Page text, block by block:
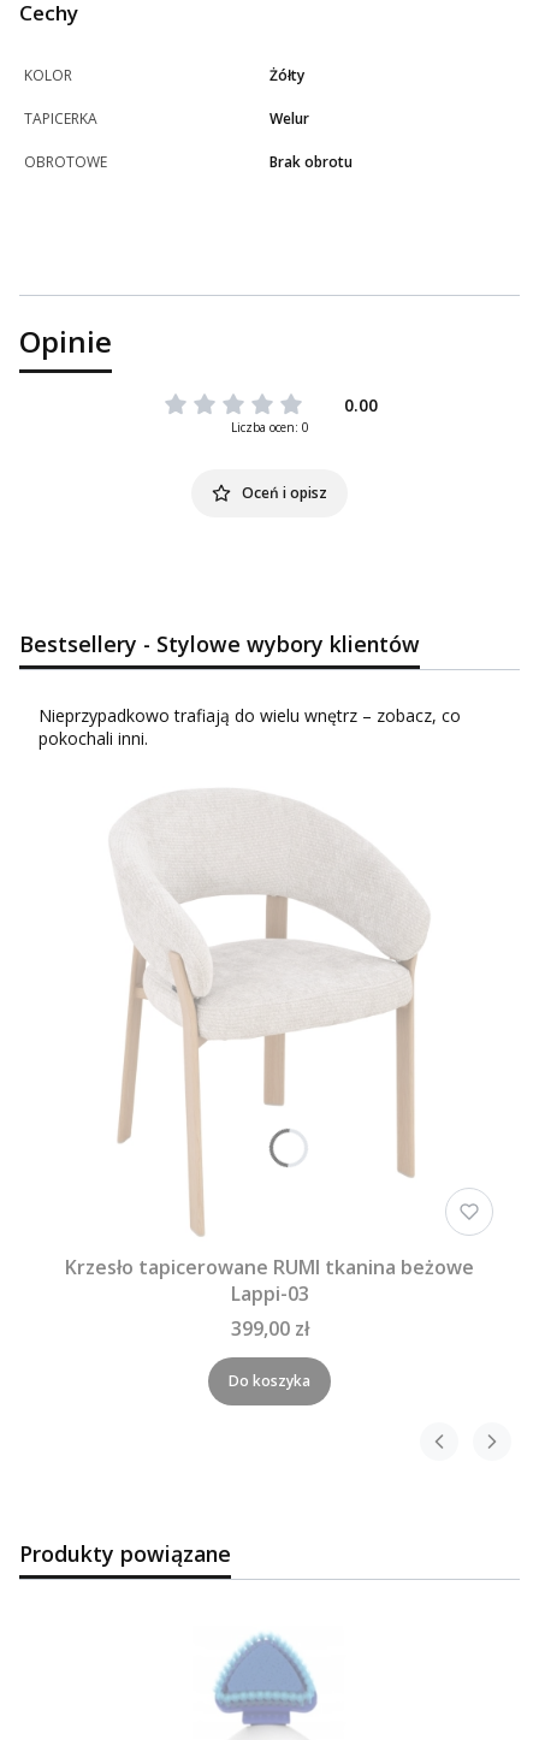
Cechy
KOLOR Żółty
TAPICERKA Welur
OBROTOWE Brak obrotu
Opinie
0.00
Liczba ocen: 0
Oceń i opisz
Bestsellery - Stylowe wybory klientów
Nieprzypadkowo trafiają do wielu wnętrz – zobacz, co
pokochali inni.
Krzesło tapicerowane RUMI tkanina beżowe
Lappi-03
399,00 zł
Do koszyka
Produkty powiązane